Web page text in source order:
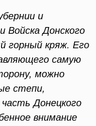
и
Войска Донского
горный кряж. Его
самую
можно
степи,
Донецкого
внимание